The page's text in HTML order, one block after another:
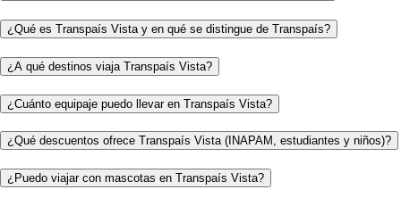
¿Qué es Transpaís Vista y en qué se distingue de Transpaís?
¿A qué destinos viaja Transpaís Vista?
¿Cuánto equipaje puedo llevar en Transpaís Vista?
¿Qué descuentos ofrece Transpaís Vista (INAPAM, estudiantes y niños)?
¿Puedo viajar con mascotas en Transpaís Vista?